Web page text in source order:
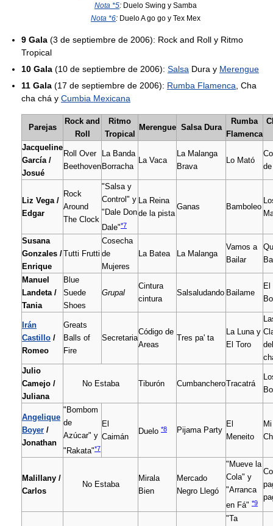
Nota *5: Duelo Swing y Samba
Nota *6: Duelo A go go y Tex Mex
9 Gala (3 de septiembre de 2006): Rock and Roll y Ritmo
Tropical
10 Gala (10 de septiembre de 2006): Salsa Dura y Merengue
11 Gala (17 de septiembre de 2006): Rumba Flamenca, Cha
cha chá y Cumbia Mexicana
Parejas
Rock and
Roll
Ritmo
Tropical
Merengue Salsa Dura
Rumba
Flamenca
Jacqueline
García /
Josué
Roll Over
Beethoven
La Banda
Borracha
La Vaca
La Malanga
Brava
Lo Mató
Liz Vega /
Edgar
Rock
Around
The Clock
"Salsa y
Control" y
"Dale Don
Dale"*7
La Reina
de la pista
Ganas Bamboleo
Susana
Gonzales /
Enrique
Tutti Frutti
Cosecha
de
Mujeres
La Batea La Malanga
Vamos a
Bailar
Manuel
Landeta /
Tania
Blue
Suede
Shoes
Grupal
Cintura
cintura
Salsaludando Bailame
El
Irán
Castillo /
Romeo
Greats
Balls of
Fire
Secretaria
Código de
Areas
Tres pa' ta
La Luna y
El Toro
Julio
Camejo /
Juliana
No Estaba Tiburón CumbancheroTracatrá
Angelique
Boyer /
Jonathan
"Bombom
de
Azúcar" y
"Rakata"*7
El
Caimán
Duelo *8 Pijama Party
El
Meneito
Mi
Malillany /
Carlos
No Estaba
Mirala
Bien
Mercado
Negro Llegó
"Mueve la
Cola" y
"Arranca
en Fá" *9
"Ta